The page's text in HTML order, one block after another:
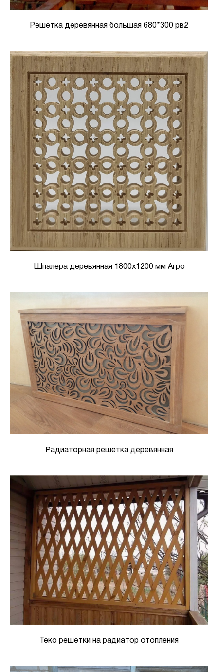
Решетка деревянная большая 680*300 рв2
Шпалера деревянная 1800х1200 мм Агро
Радиаторная решетка деревянная
Теко решетки на радиатор отопления